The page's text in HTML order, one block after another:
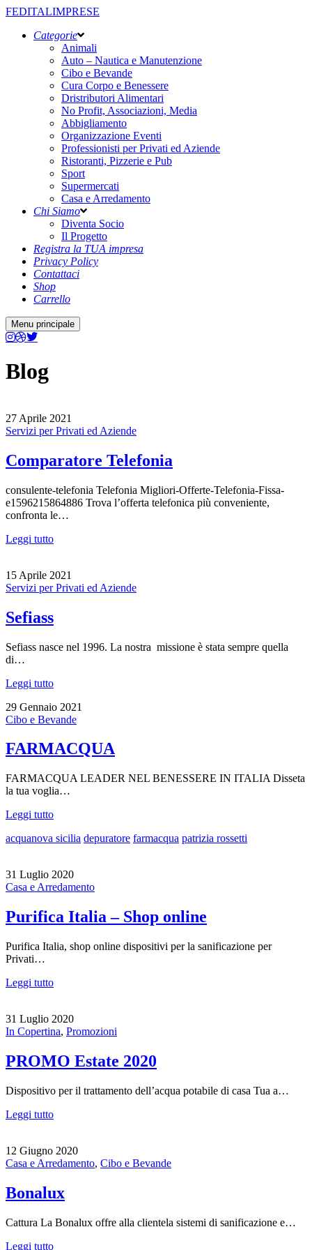
FEDITALIMPRESE
Categorie
Animali
Auto – Nautica e Manutenzione
Cibo e Bevande
Cura Corpo e Benessere
Dristributori Alimentari
No Profit, Associazioni, Media
Abbigliamento
Organizzazione Eventi
Professionisti per Privati ed Aziende
Ristoranti, Pizzerie e Pub
Sport
Supermercati
Casa e Arredamento
Chi Siamo
Diventa Socio
Il Progetto
Registra la TUA impresa
Privacy Policy
Contattaci
Shop
Carrello
Menu principale
Blog
27 Aprile 2021
Servizi per Privati ed Aziende
Comparatore Telefonia
consulente-telefonia Telefonia Migliori-Offerte-Telefonia-Fissa-
e1596215864886 Trova l’offerta telefonica più conveniente,
confronta le…
Leggi tutto
15 Aprile 2021
Servizi per Privati ed Aziende
Sefiass
Sefiass nasce nel 1996. La nostra missione è stata sempre quella
di…
Leggi tutto
29 Gennaio 2021
Cibo e Bevande
FARMACQUA
FARMACQUA LEADER NEL BENESSERE IN ITALIA Disseta
la tua voglia…
Leggi tutto
acquanova sicilia depuratore farmacqua patrizia rossetti
31 Luglio 2020
Casa e Arredamento
Purifica Italia – Shop online
Purifica Italia, shop online dispositivi per la sanificazione per
Privati…
Leggi tutto
31 Luglio 2020
In Copertina, Promozioni
PROMO Estate 2020
Dispositivo per il trattamento dell’acqua potabile di casa Tua a…
Leggi tutto
12 Giugno 2020
Casa e Arredamento, Cibo e Bevande
Bonalux
Cattura La Bonalux offre alla clientela sistemi di sanificazione e…
Leggi tutto